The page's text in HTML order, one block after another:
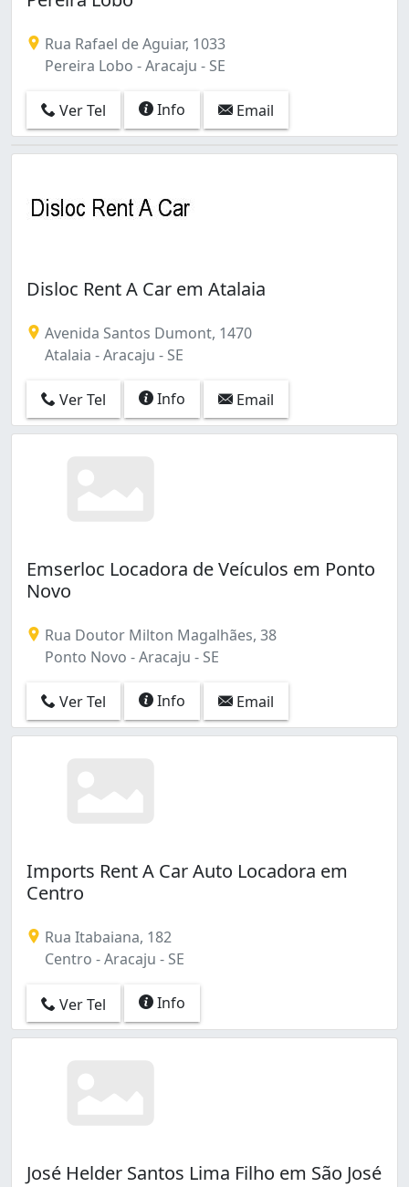
Rua Rafael de Aguiar, 1033
Pereira Lobo - Aracaju - SE
Ver Tel Info Email
Disloc Rent A Car em Atalaia
Avenida Santos Dumont, 1470
Atalaia - Aracaju - SE
Ver Tel Info Email
Emserloc Locadora de Veículos em Ponto
Novo
Rua Doutor Milton Magalhães, 38
Ponto Novo - Aracaju - SE
Ver Tel Info Email
Imports Rent A Car Auto Locadora em
Centro
Rua Itabaiana, 182
Centro - Aracaju - SE
Ver Tel Info
José Helder Santos Lima Filho em São José